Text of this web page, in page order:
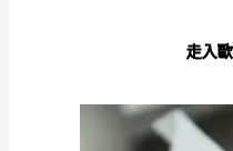
走入